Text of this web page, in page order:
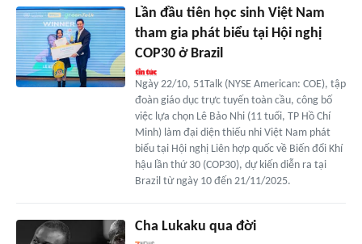
Lần đầu tiên học sinh Việt Nam
tham gia phát biểu tại Hội nghị
COP30 ở Brazil
Ngày 22/10, 51Talk (NYSE American: COE), tập
đoàn giáo dục trực tuyến toàn cầu, công bố
việc lựa chọn Lê Bảo Nhi (11 tuổi, TP Hồ Chí
Minh) làm đại diện thiếu nhi Việt Nam phát
biểu tại Hội nghị Liên hợp quốc về Biến đổi Khí
hậu lần thứ 30 (COP30), dự kiến diễn ra tại
Brazil từ ngày 10 đến 21/11/2025.
Cha Lukaku qua đời